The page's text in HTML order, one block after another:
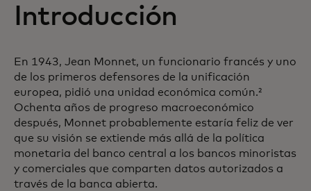
Introducción
En 1943, Jean Monnet, un funcionario francés y uno
de los primeros defensores de la unificación
europea, pidió una unidad económica común.²
Ochenta años de progreso macroeconómico
después, Monnet probablemente estaría feliz de ver
que su visión se extiende más allá de la política
monetaria del banco central a los bancos minoristas
y comerciales que comparten datos autorizados a
través de la banca abierta.